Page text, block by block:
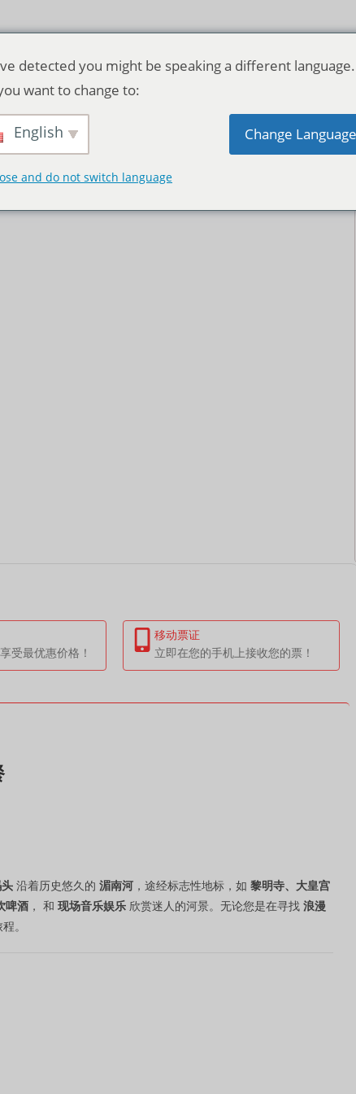
受最优惠价格！
移动票证
立即在您的手机上接收您的票！
沿着历史悠久的 湄南河 ，途经标志性地标，如 黎明寺、大皇宫
啤酒 ， 和 现场音乐娱乐 欣赏迷人的河景。无论您是在寻找 浪漫
。
detected you might be speaking a different language.
want to change to:
English Change Language
and do not switch language